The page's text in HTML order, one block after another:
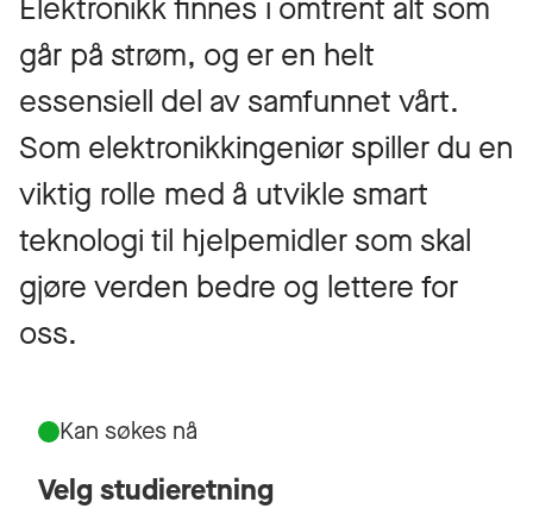
Elektronikk finnes i omtrent alt som
går på strøm, og er en helt
essensiell del av samfunnet vårt.
Som elektronikkingeniør spiller du en
viktig rolle med å utvikle smart
teknologi til hjelpemidler som skal
gjøre verden bedre og lettere for
oss.
Velg studieretning
Kan søkes nå